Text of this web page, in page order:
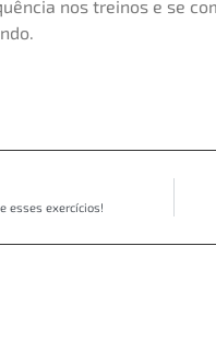
nos treinos e se
esses exercícios!